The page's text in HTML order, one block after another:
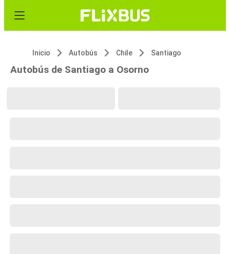
Inicio Autobús Chile Santiago
Autobús de Santiago a Osorno